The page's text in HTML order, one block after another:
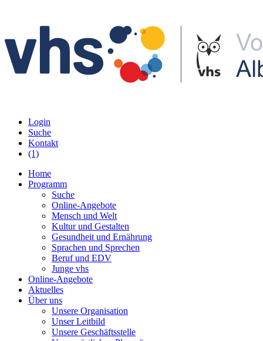
Login
Suche
Kontakt
(1)
Home
Programm
Suche
Online-Angebote
Mensch und Welt
Kultur und Gestalten
Gesundheit und Ernährung
Sprachen und Sprechen
Beruf und EDV
Junge vhs
Online-Angebote
Aktuelles
Über uns
Unsere Organisation
Unser Leitbild
Unsere Geschäftsstelle